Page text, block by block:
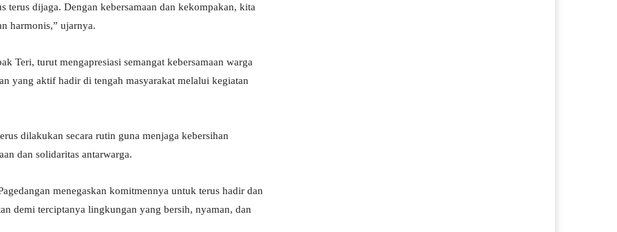
terus dijaga. Dengan kebersamaan dan kekompakan, kita
harmonis,” ujarnya.
Teri, turut mengapresiasi semangat kebersamaan warga
yang aktif hadir di tengah masyarakat melalui kegiatan
dilakukan secara rutin guna menjaga kebersihan
dan solidaritas antarwarga.
menegaskan komitmennya untuk terus hadir dan
demi terciptanya lingkungan yang bersih, nyaman, dan